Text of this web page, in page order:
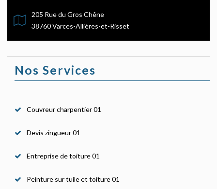
205 Rue du Gros Chêne
38760 Varces-Allières-et-Risset
Nos Services
Couvreur charpentier 01
Devis zingueur 01
Entreprise de toiture 01
Peinture sur tuile et toiture 01